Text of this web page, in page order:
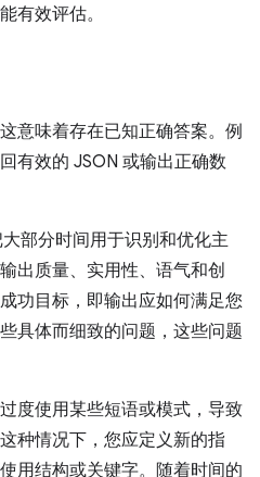
有效评估。
意味着存在已知正确答案。例
有效的 JSON 或输出正确数
部分时间用于识别和优化主
出质量、实用性、语气和创
功目标，即输出应如何满足您
具体而细致的问题，这些问题
度使用某些短语或模式，导致
种情况下，您应定义新的指
用结构或关键字。随着时间的